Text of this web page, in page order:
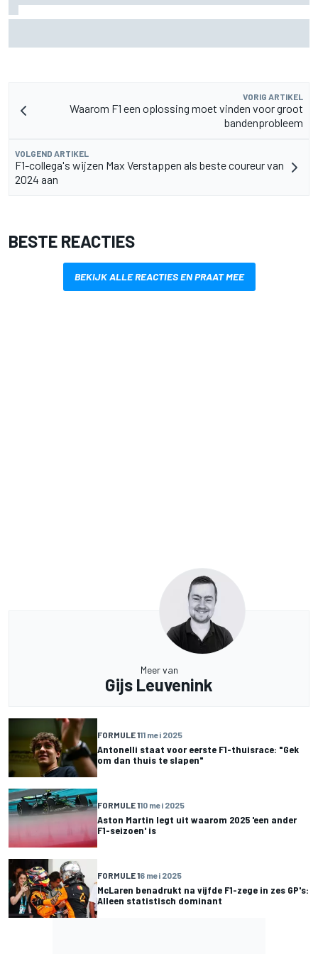
VORIG ARTIKEL
Waarom F1 een oplossing moet vinden voor groot
bandenprobleem
VOLGEND ARTIKEL
F1-collega's wijzen Max Verstappen als beste coureur van
2024 aan
BESTE REACTIES
BEKIJK ALLE REACTIES EN PRAAT MEE
Meer van
Gijs Leuvenink
FORMULE 111 mei 2025
Antonelli staat voor eerste F1-thuisrace: "Gek
om dan thuis te slapen"
FORMULE 110 mei 2025
Aston Martin legt uit waarom 2025 'een ander
F1-seizoen' is
FORMULE 16 mei 2025
McLaren benadrukt na vijfde F1-zege in zes GP's:
Alleen statistisch dominant